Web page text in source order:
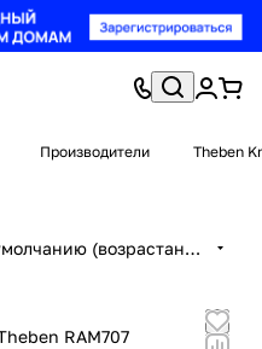
Производители Theben
По умолчанию (возрастание)
RAM707